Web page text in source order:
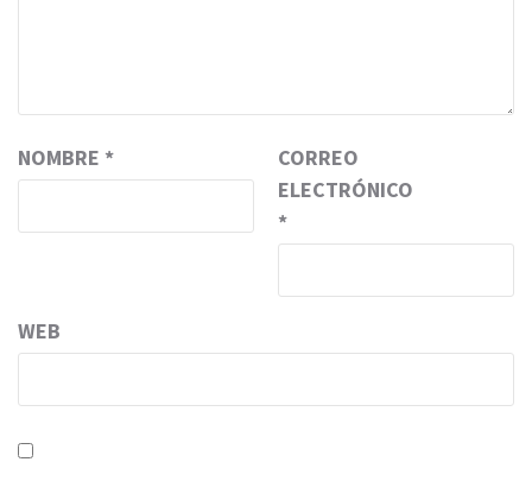
NOMBRE *
CORREO
ELECTRÓNICO
*
WEB